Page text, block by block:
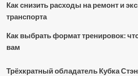
Как снизить расходы на ремонт и
транспорта
Как выбрать формат тренировок:
вам
Трёхкратный обладатель Кубка